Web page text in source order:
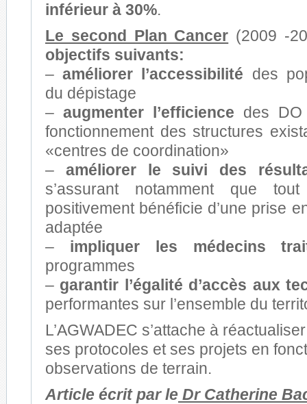
inférieur à 30%.
Le second Plan Cancer (2009 -
objectifs suivants:
–améliorer l’accessibilité des
du dépistage
– augmenter l’efficience des DO
fonctionnement des structures
«centres de coordination»
– améliorer le suivi des
s’assurant notamment que
positivement bénéficie d’une prise
adaptée
– impliquer les médecins
programmes
– garantir l’égalité d’accès aux
performantes sur l’ensemble du
L’AGWADEC s’attache à
ses protocoles et ses projets en
observations de terrain.
Article écrit par le Dr Catherine